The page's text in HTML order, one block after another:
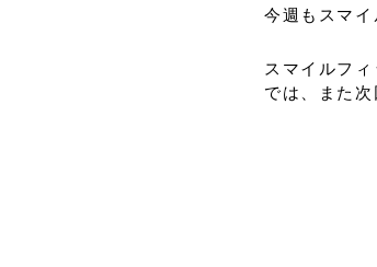
今週もスマ
スマイルフ
では、また